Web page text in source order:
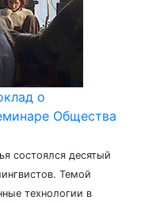
о
Общества
состоялся десятый
Темой
технологии в